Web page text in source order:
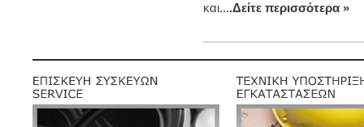
και....Δείτε περισσότερα »